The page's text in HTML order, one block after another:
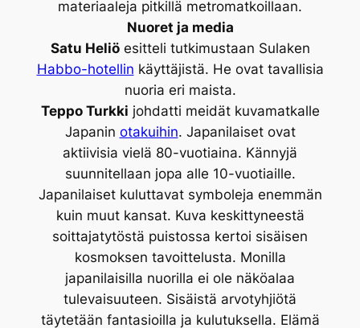
materiaaleja pitkillä metromatkoillaan.
Nuoret ja media
Satu Heliöesitteli tutkimustaan Sulaken
Habbo-hotellin käyttäjistä. He ovat tavallisia
nuoria eri maista.
Teppo Turkki johdatti meidät kuvamatkalle
Japanin otakuihin. Japanilaiset ovat
aktiivisia vielä 80-vuotiaina. Kännyjä
suunnitellaan jopa alle 10-vuotiaille.
Japanilaiset kuluttavat symboleja enemmän
kuin muut kansat. Kuva keskittyneestä
soittajatytöstä puistossa kertoi sisäisen
kosmoksen tavoittelusta. Monilla
japanilaisilla nuorilla ei ole näköalaa
tulevaisuuteen. Sisäistä arvotyhjiötä
täytetään fantasioilla ja kulutuksella. Elämä